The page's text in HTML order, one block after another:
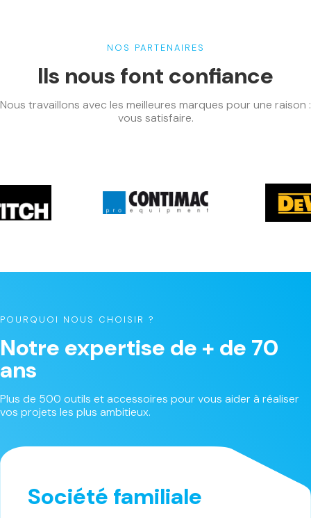
NOS PARTENAIRES
Ils nous font confiance
Nous travaillons avec les meilleures marques pour une raison :
vous satisfaire.
POURQUOI NOUS CHOISIR ?
Notre expertise de + de 70
ans
Plus de 500 outils et accessoires pour vous aider à réaliser
vos projets les plus ambitieux.
Société familiale